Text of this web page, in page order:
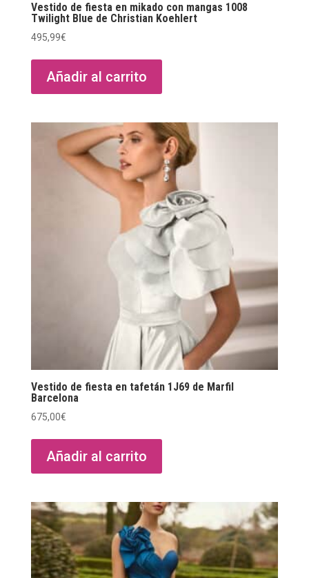
Vestido de fiesta en mikado con mangas 1008
Twilight Blue de Christian Koehlert
495,99€
Añadir al carrito
Vestido de fiesta en tafetán 1J69 de Marfil
Barcelona
675,00€
Añadir al carrito